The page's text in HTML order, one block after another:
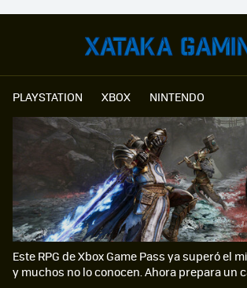
PLAYSTATION XBOX NINTENDO
Este RPG de Xbox Game Pass ya superó el
y muchos no lo conocen. Ahora prepara un